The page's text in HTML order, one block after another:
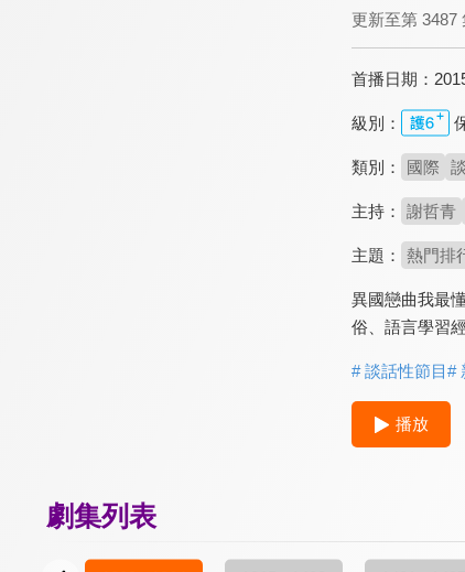
更新至第 3487
首播日期：
級別：
類別： 國際
主持： 謝哲青
主題： 熱門排
異國戀曲我最
俗、語言學習
# 談話性節目#
播放
劇集列表